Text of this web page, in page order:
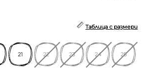
Таблица с размери
21 22 23 24 25